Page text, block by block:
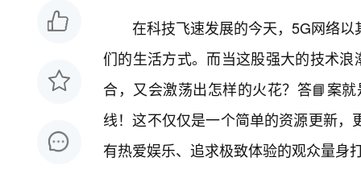
在科技飞速发展的今天，5G网络
们的生活方式。而当这股强大的技术
合，又会激荡出怎样的火花？答📘案
线！这不仅仅是一个简单的资源更新
有热爱娱乐、追求极致体验的观众量身